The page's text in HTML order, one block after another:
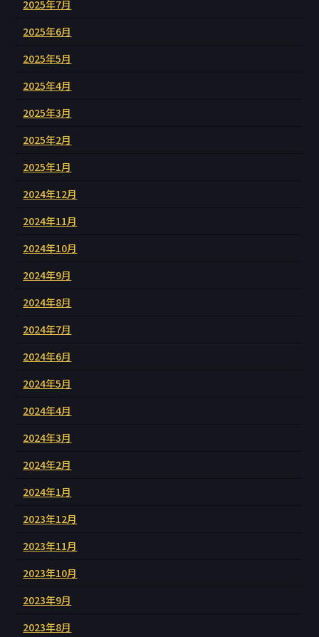
2025年7月
2025年6月
2025年5月
2025年4月
2025年3月
2025年2月
2025年1月
2024年12月
2024年11月
2024年10月
2024年9月
2024年8月
2024年7月
2024年6月
2024年5月
2024年4月
2024年3月
2024年2月
2024年1月
2023年12月
2023年11月
2023年10月
2023年9月
2023年8月